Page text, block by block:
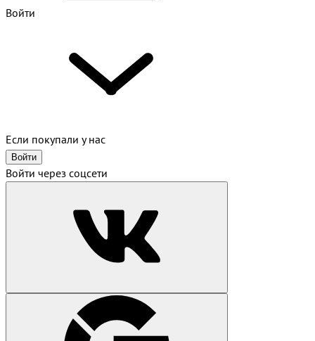
Войти
Если покупали у нас
Войти
Войти через соцсети